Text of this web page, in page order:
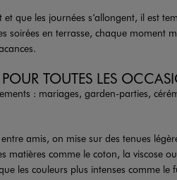
que les journées s’allongent, il est
soirées en terrasse, chaque moment
POUR TOUTES LES
: mariages, garden-parties,
amis, on mise sur des tenues
matières comme le coton, la viscose
les couleurs plus intenses comme